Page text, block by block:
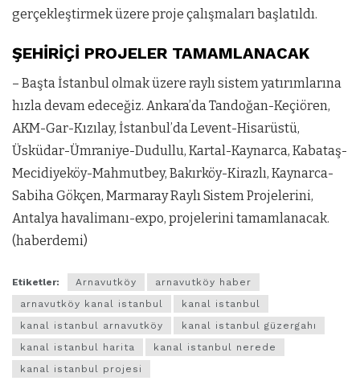
gerçekleştirmek üzere proje çalışma­ları başlatıldı.
ŞEHİRİÇİ PROJELER TAMAMLANACAK
– Başta İstanbul olmak üzere raylı sistem yatırımlarına
hızla devam ede­ceğiz. Ankara’da Tandoğan-Keçiören,
AKM-Gar-Kızılay, İstanbul’da Levent-Hisarüstü,
Üsküdar-Ümraniye-Dudullu, Kartal-Kaynarca, Ka­bataş-
Mecidiyeköy-Mahmutbey, Bakırköy-Kirazlı, Kaynarca-
Sabiha Gökçen, Marmaray Raylı Sistem Projelerini,
Antalya havalimanı-expo, projelerini tamamlanacak.
(haberdemi)
Etiketler: Arnavutköy
arnavutköy haber
arnavutköy kanal istanbul
kanal istanbul
kanal istanbul arnavutköy
kanal istanbul güzergahı
kanal istanbul harita
kanal istanbul nerede
kanal istanbul projesi